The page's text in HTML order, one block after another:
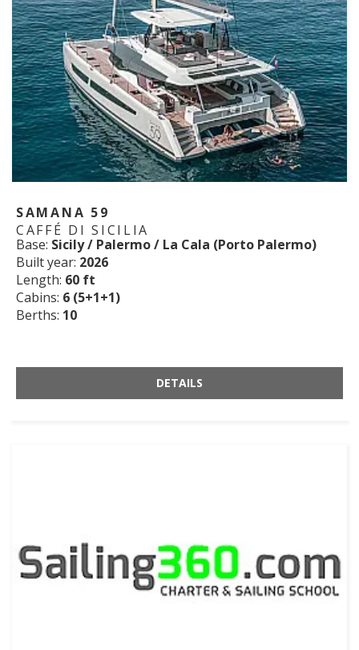
SAMANA 59
CAFFÉ DI SICILIA
Base: Sicily / Palermo / La Cala (Porto Palermo)
Built year: 2026
Length: 60 ft
Cabins: 6 (5+1+1)
Berths: 10
DETAILS